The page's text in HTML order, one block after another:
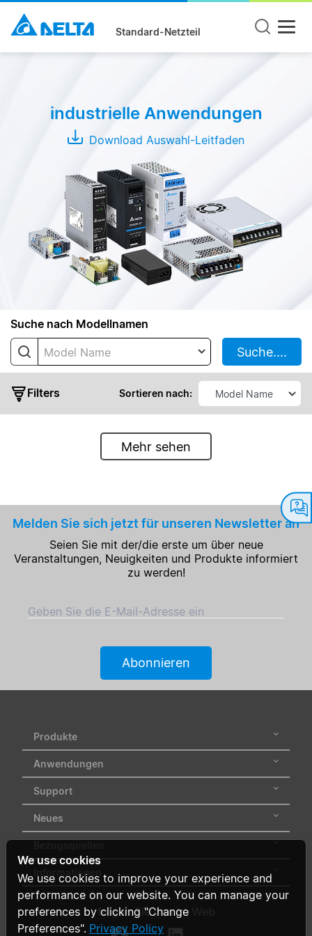
Standard-Netzteil
industrielle Anwendungen
Download Auswahl-Leitfaden
Suche nach Modellnamen
Model Name Suche....
Filters Sortieren nach:
Rail
Frame
Modules
Adapter
ADP
ADT
Ausgangsspannung
Status
hinzufügen / Filter
löschen
Alle Filter löschen
Mehr sehen
Melden Sie sich jetzt für unseren Newsletter an
Seien Sie mit der/die erste um über neue
Veranstaltungen, Neuigkeiten und Produkte informiert
zu werden!
Geben Sie die E-Mail-Adresse ein
Abonnieren
Produkte
Anwendungen
Support
Neues
Informationen
folgen Sie uns im Web
We use cookies
We use cookies to improve your experience and
performance on our website. You can manage your
preferences by clicking "Change
Preferences". Privacy Policy